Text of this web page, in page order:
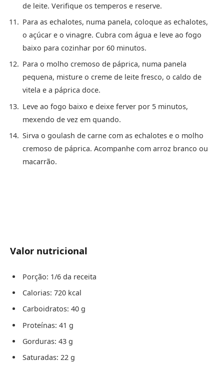
de leite. Verifique os temperos e reserve.
Para as echalotes, numa panela, coloque as echalotes,
o açúcar e o vinagre. Cubra com água e leve ao fogo
baixo para cozinhar por 60 minutos.
Para o molho cremoso de páprica, numa panela
pequena, misture o creme de leite fresco, o caldo de
vitela e a páprica doce.
Leve ao fogo baixo e deixe ferver por 5 minutos,
mexendo de vez em quando.
Sirva o goulash de carne com as echalotes e o molho
cremoso de páprica. Acompanhe com arroz branco ou
macarrão.
Valor nutricional
Porção: 1/6 da receita
Calorias: 720 kcal
Carboidratos: 40 g
Proteínas: 41 g
Gorduras: 43 g
Saturadas: 22 g